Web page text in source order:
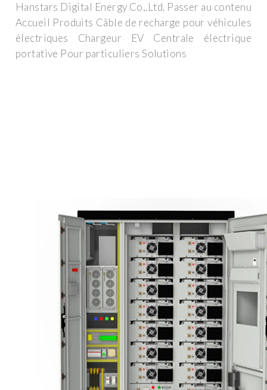
Hanstars Digital Energy Co,.Ltd. Passer au contenu
Accueil Produits Câble de recharge pour véhicules
électriques Chargeur EV Centrale électrique
portative Pour particuliers Solutions